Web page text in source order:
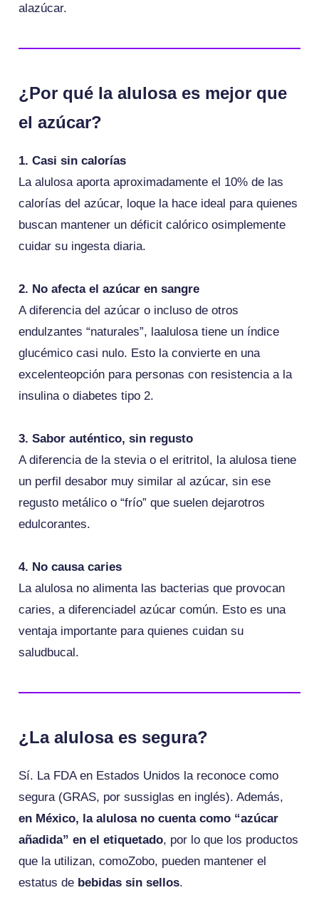
alazúcar.
¿Por qué la alulosa es mejor que
el azúcar?
1. Casi sin calorías
La alulosa aporta aproximadamente el 10% de las
calorías del azúcar, loque la hace ideal para quienes
buscan mantener un déficit calórico osimplemente
cuidar su ingesta diaria.
2. No afecta el azúcar en sangre
A diferencia del azúcar o incluso de otros
endulzantes “naturales”, laalulosa tiene un índice
glucémico casi nulo. Esto la convierte en una
excelenteopción para personas con resistencia a la
insulina o diabetes tipo 2.
3. Sabor auténtico, sin regusto
A diferencia de la stevia o el eritritol, la alulosa tiene
un perfil desabor muy similar al azúcar, sin ese
regusto metálico o “frío” que suelen dejarotros
edulcorantes.
4. No causa caries
La alulosa no alimenta las bacterias que provocan
caries, a diferenciadel azúcar común. Esto es una
ventaja importante para quienes cuidan su
saludbucal.
¿La alulosa es segura?
Sí. La FDA en Estados Unidos la reconoce como
segura (GRAS, por sussiglas en inglés). Además,
en México, la alulosa no cuenta como “azúcar
añadida” en el etiquetado, por lo que los productos
que la utilizan, comoZobo, pueden mantener el
estatus de bebidas sin sellos.